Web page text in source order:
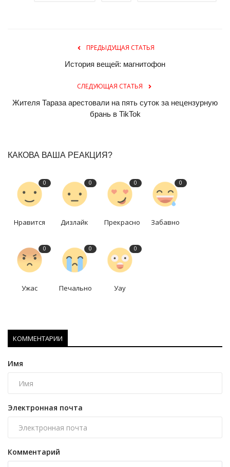
ПРЕДЫДУЩАЯ СТАТЬЯ
История вещей: магнитофон
СЛЕДУЮЩАЯ СТАТЬЯ
Жителя Тараза арестовали на пять суток за нецензурную
брань в TikTok
КАКОВА ВАША РЕАКЦИЯ?
0
Нравится
0
Дизлайк
0
Прекрасно
0
Забавно
0
Ужас
0
Печально
0
Уау
КОММЕНТАРИИ
Имя
Электронная почта
Комментарий